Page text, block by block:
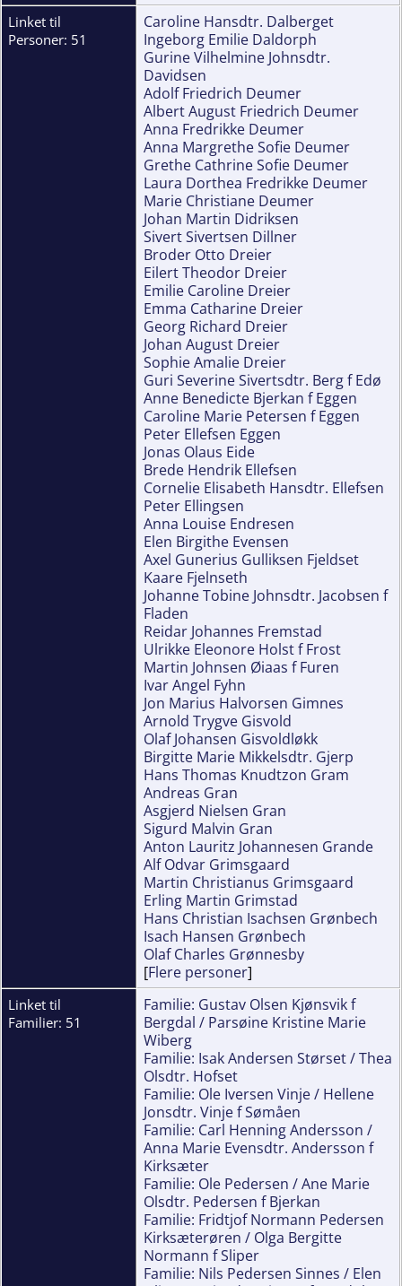
Linket til
Personer: 51
Caroline Hansdtr. Dalberget
Ingeborg Emilie Daldorph
Gurine Vilhelmine Johnsdtr.
Davidsen
Adolf Friedrich Deumer
Albert August Friedrich Deumer
Anna Fredrikke Deumer
Anna Margrethe Sofie Deumer
Grethe Cathrine Sofie Deumer
Laura Dorthea Fredrikke Deumer
Marie Christiane Deumer
Johan Martin Didriksen
Sivert Sivertsen Dillner
Broder Otto Dreier
Eilert Theodor Dreier
Emilie Caroline Dreier
Emma Catharine Dreier
Georg Richard Dreier
Johan August Dreier
Sophie Amalie Dreier
Guri Severine Sivertsdtr. Berg f Edø
Anne Benedicte Bjerkan f Eggen
Caroline Marie Petersen f Eggen
Peter Ellefsen Eggen
Jonas Olaus Eide
Brede Hendrik Ellefsen
Cornelie Elisabeth Hansdtr. Ellefsen
Peter Ellingsen
Anna Louise Endresen
Elen Birgithe Evensen
Axel Gunerius Gulliksen Fjeldset
Kaare Fjelnseth
Johanne Tobine Johnsdtr. Jacobsen f
Fladen
Reidar Johannes Fremstad
Ulrikke Eleonore Holst f Frost
Martin Johnsen Øiaas f Furen
Ivar Angel Fyhn
Jon Marius Halvorsen Gimnes
Arnold Trygve Gisvold
Olaf Johansen Gisvoldløkk
Birgitte Marie Mikkelsdtr. Gjerp
Hans Thomas Knudtzon Gram
Andreas Gran
Asgjerd Nielsen Gran
Sigurd Malvin Gran
Anton Lauritz Johannesen Grande
Alf Odvar Grimsgaard
Martin Christianus Grimsgaard
Erling Martin Grimstad
Hans Christian Isachsen Grønbech
Isach Hansen Grønbech
Olaf Charles Grønnesby
[Flere personer]
Linket til
Familier: 51
Familie: Gustav Olsen Kjønsvik f
Bergdal / Parsøine Kristine Marie
Wiberg
Familie: Isak Andersen Størset / Thea
Olsdtr. Hofset
Familie: Ole Iversen Vinje / Hellene
Jonsdtr. Vinje f Sømåen
Familie: Carl Henning Andersson /
Anna Marie Evensdtr. Andersson f
Kirksæter
Familie: Ole Pedersen / Ane Marie
Olsdtr. Pedersen f Bjerkan
Familie: Fridtjof Normann Pedersen
Kirksæterøren / Olga Bergitte
Normann f Sliper
Familie: Nils Pedersen Sinnes / Elen